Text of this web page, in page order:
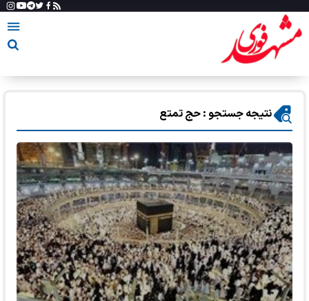
نتیجه جستجو : حج تمتع